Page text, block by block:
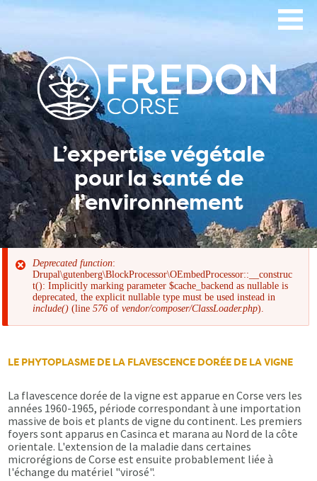
Aller
L’expertise végétale
pour la santé de
l’environnement
Message
d'erreur
Deprecated function:
Drupal\gutenberg\BlockProcessor\OEmbedProcessor::__construc
t(): Implicitly marking parameter $cache_backend as nullable is
deprecated, the explicit nullable type must be used instead in
include() (line576 ofvendor/composer/ClassLoader.php).
LE PHYTOPLASME DE LA FLAVESCENCE DORÉE DE LA VIGNE
La flavescence dorée de la vigne est apparue en Corse vers les
années 1960-1965, période correspondant à une importation
massive de bois et plants de vigne du continent. Les premiers
foyers sont apparus en Casinca et marana au Nord de la côte
orientale. L'extension de la maladie dans certaines
microrégions de Corse est ensuite probablement liée à
l'échange du matériel "virosé".